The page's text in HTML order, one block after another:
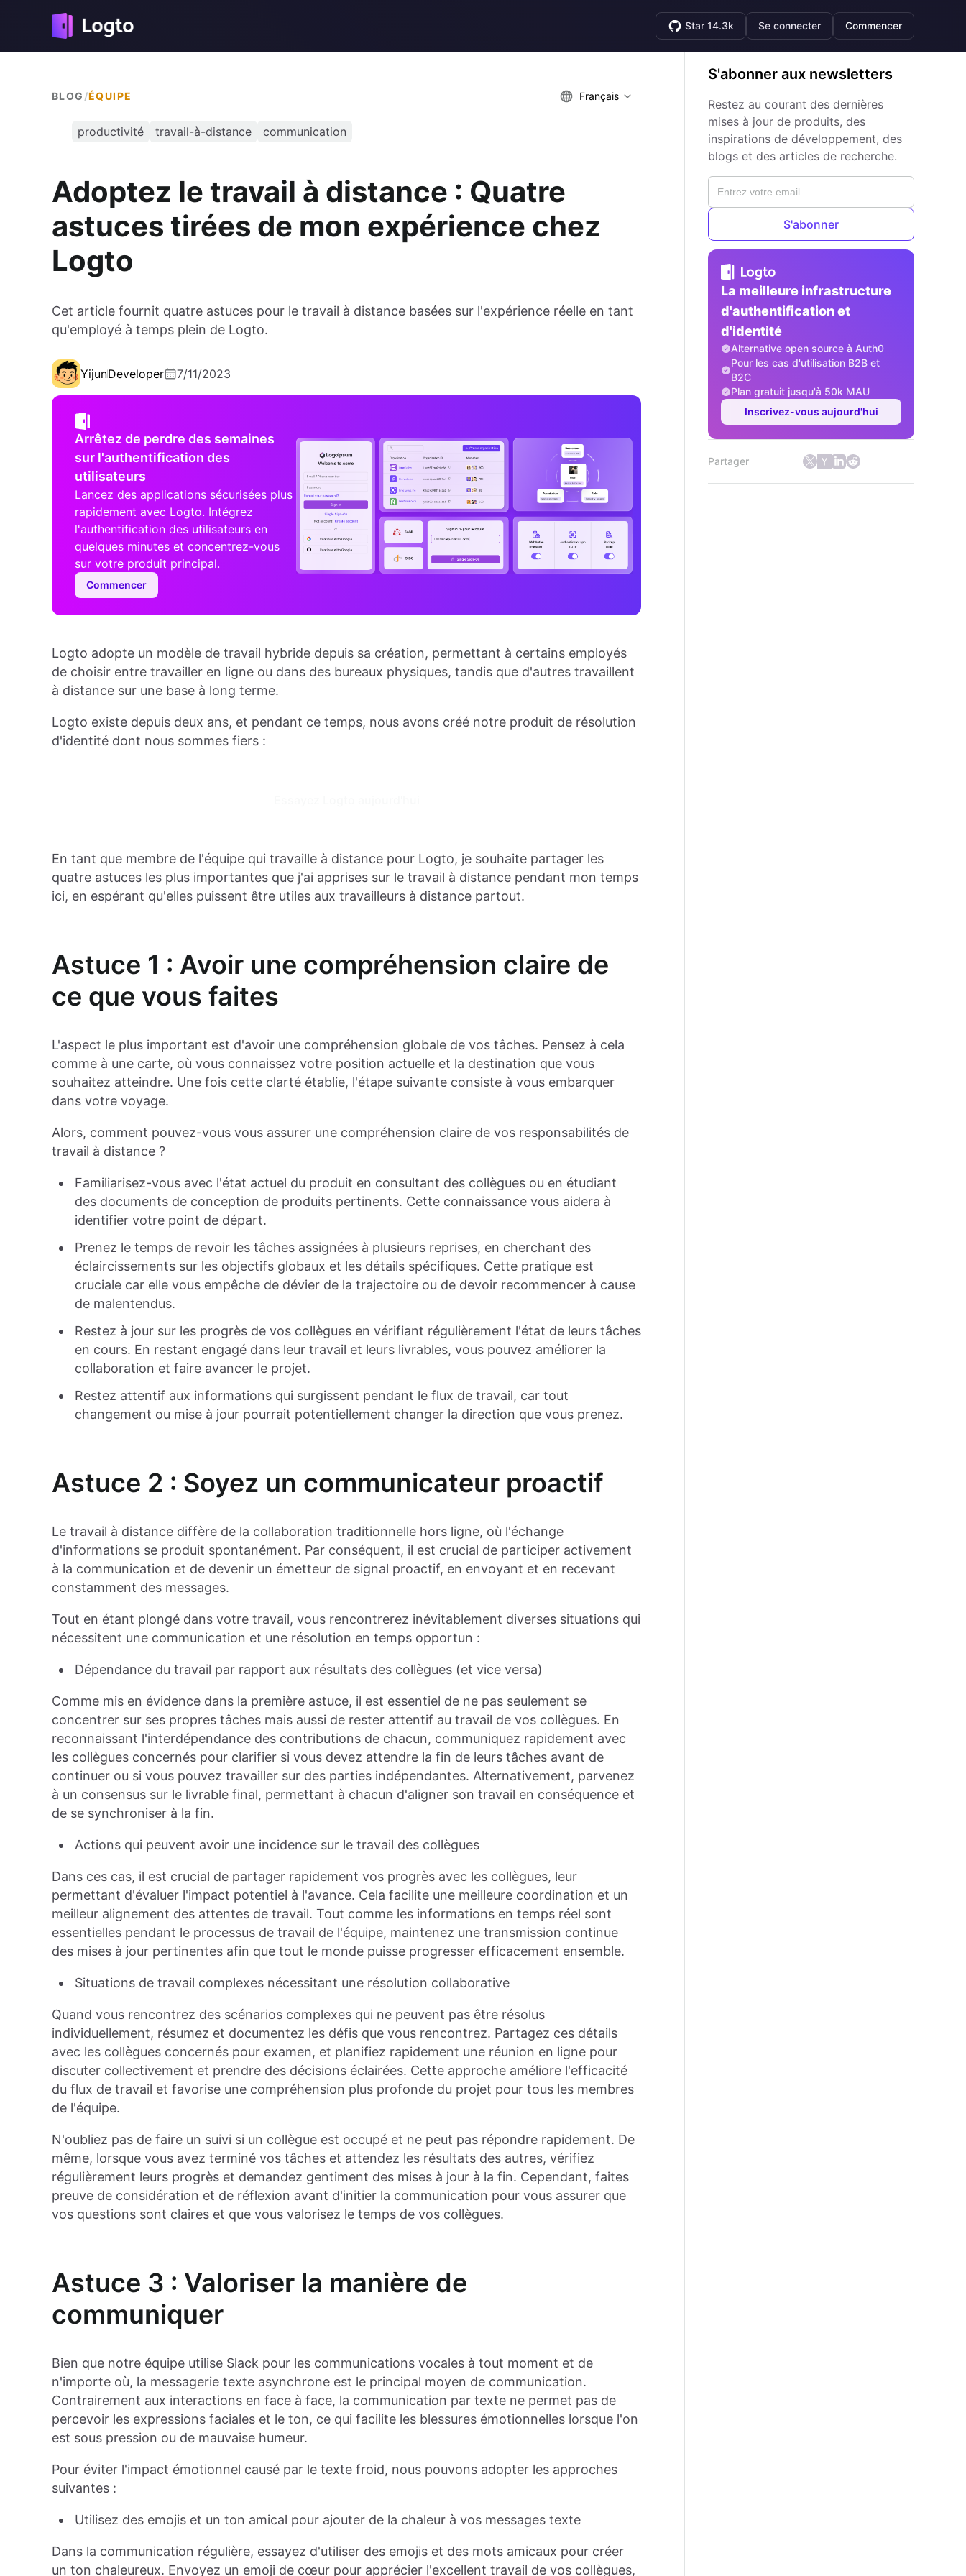
Star 14.3k Se connecter Commencer
BLOG /ÉQUIPE Français
productivité travail-à-distance communication
Adoptez le travail à distance : Quatre
astuces tirées de mon expérience chez
Logto
Cet article fournit quatre astuces pour le travail à distance basées sur l'expérience réelle en tant
qu'employé à temps plein de Logto.
YijunDeveloper 7/11/2023
Arrêtez de perdre des semaines
sur l'authentification des
utilisateurs
Lancez des applications sécurisées plus
rapidement avec Logto. Intégrez
l'authentification des utilisateurs en
quelques minutes et concentrez-vous
sur votre produit principal.
Commencer
Logto adopte un modèle de travail hybride depuis sa création, permettant à certains employés
de choisir entre travailler en ligne ou dans des bureaux physiques, tandis que d'autres travaillent
à distance sur une base à long terme.
Logto existe depuis deux ans, et pendant ce temps, nous avons créé notre produit de résolution
d'identité dont nous sommes fiers :
En tant que membre de l'équipe qui travaille à distance pour Logto, je souhaite partager les
quatre astuces les plus importantes que j'ai apprises sur le travail à distance pendant mon temps
ici, en espérant qu'elles puissent être utiles aux travailleurs à distance partout.
Astuce 1 : Avoir une compréhension claire de
ce que vous faites
L'aspect le plus important est d'avoir une compréhension globale de vos tâches. Pensez à cela
comme à une carte, où vous connaissez votre position actuelle et la destination que vous
souhaitez atteindre. Une fois cette clarté établie, l'étape suivante consiste à vous embarquer
dans votre voyage.
Alors, comment pouvez-vous vous assurer une compréhension claire de vos responsabilités de
travail à distance ?
Familiarisez-vous avec l'état actuel du produit en consultant des collègues ou en étudiant
des documents de conception de produits pertinents. Cette connaissance vous aidera à
identifier votre point de départ.
Prenez le temps de revoir les tâches assignées à plusieurs reprises, en cherchant des
éclaircissements sur les objectifs globaux et les détails spécifiques. Cette pratique est
cruciale car elle vous empêche de dévier de la trajectoire ou de devoir recommencer à cause
de malentendus.
Restez à jour sur les progrès de vos collègues en vérifiant régulièrement l'état de leurs tâches
en cours. En restant engagé dans leur travail et leurs livrables, vous pouvez améliorer la
collaboration et faire avancer le projet.
Restez attentif aux informations qui surgissent pendant le flux de travail, car tout
changement ou mise à jour pourrait potentiellement changer la direction que vous prenez.
Astuce 2 : Soyez un communicateur proactif
Le travail à distance diffère de la collaboration traditionnelle hors ligne, où l'échange
d'informations se produit spontanément. Par conséquent, il est crucial de participer activement
à la communication et de devenir un émetteur de signal proactif, en envoyant et en recevant
constamment des messages.
Tout en étant plongé dans votre travail, vous rencontrerez inévitablement diverses situations qui
nécessitent une communication et une résolution en temps opportun :
Dépendance du travail par rapport aux résultats des collègues (et vice versa)
Comme mis en évidence dans la première astuce, il est essentiel de ne pas seulement se
concentrer sur ses propres tâches mais aussi de rester attentif au travail de vos collègues. En
reconnaissant l'interdépendance des contributions de chacun, communiquez rapidement avec
les collègues concernés pour clarifier si vous devez attendre la fin de leurs tâches avant de
continuer ou si vous pouvez travailler sur des parties indépendantes. Alternativement, parvenez
à un consensus sur le livrable final, permettant à chacun d'aligner son travail en conséquence et
de se synchroniser à la fin.
Actions qui peuvent avoir une incidence sur le travail des collègues
Dans ces cas, il est crucial de partager rapidement vos progrès avec les collègues, leur
permettant d'évaluer l'impact potentiel à l'avance. Cela facilite une meilleure coordination et un
meilleur alignement des attentes de travail. Tout comme les informations en temps réel sont
essentielles pendant le processus de travail de l'équipe, maintenez une transmission continue
des mises à jour pertinentes afin que tout le monde puisse progresser efficacement ensemble.
Situations de travail complexes nécessitant une résolution collaborative
Quand vous rencontrez des scénarios complexes qui ne peuvent pas être résolus
individuellement, résumez et documentez les défis que vous rencontrez. Partagez ces détails
avec les collègues concernés pour examen, et planifiez rapidement une réunion en ligne pour
discuter collectivement et prendre des décisions éclairées. Cette approche améliore l'efficacité
du flux de travail et favorise une compréhension plus profonde du projet pour tous les membres
de l'équipe.
N'oubliez pas de faire un suivi si un collègue est occupé et ne peut pas répondre rapidement. De
même, lorsque vous avez terminé vos tâches et attendez les résultats des autres, vérifiez
régulièrement leurs progrès et demandez gentiment des mises à jour à la fin. Cependant, faites
preuve de considération et de réflexion avant d'initier la communication pour vous assurer que
vos questions sont claires et que vous valorisez le temps de vos collègues.
Astuce 3 : Valoriser la manière de
communiquer
Bien que notre équipe utilise Slack pour les communications vocales à tout moment et de
n'importe où, la messagerie texte asynchrone est le principal moyen de communication.
Contrairement aux interactions en face à face, la communication par texte ne permet pas de
percevoir les expressions faciales et le ton, ce qui facilite les blessures émotionnelles lorsque l'on
est sous pression ou de mauvaise humeur.
Pour éviter l'impact émotionnel causé par le texte froid, nous pouvons adopter les approches
suivantes :
Utilisez des emojis et un ton amical pour ajouter de la chaleur à vos messages texte
Dans la communication régulière, essayez d'utiliser des emojis et des mots amicaux pour créer
un ton chaleureux. Envoyez un emoji de cœur pour apprécier l'excellent travail de vos collègues,
S'abonner aux newsletters
Restez au courant des dernières
mises à jour de produits, des
inspirations de développement, des
blogs et des articles de recherche.
S'abonner
La meilleure infrastructure
d'authentification et
d'identité
Alternative open source à Auth0
Pour les cas d'utilisation B2B et
B2C
Plan gratuit jusqu'à 50k MAU
Inscrivez-vous aujourd'hui
Partager